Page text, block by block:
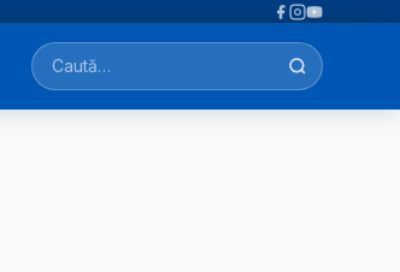
Caută afecțiuni, tratamente, simptome…